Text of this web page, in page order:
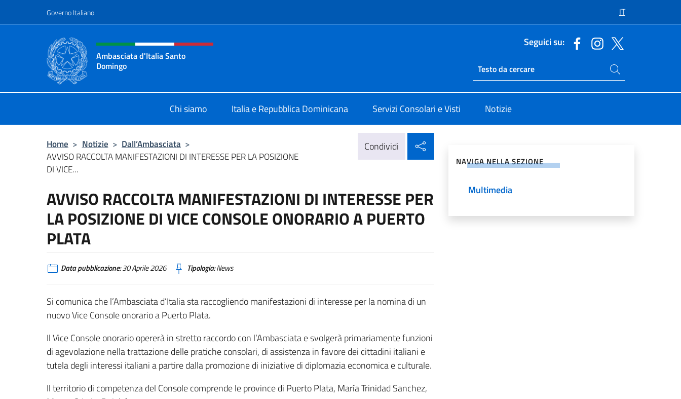
Governo Italiano IT
Intestazione sito, social e menù
Ambasciata d'Italia Santo
Domingo
Seguici su:
Ricerca sito live
Cerca nel sito
Chi siamo Italia e Repubblica Dominicana Servizi Consolari e Visti Notizie
Home > Notizie > Dall’Ambasciata >
AVVISO RACCOLTA MANIFESTAZIONI DI INTERESSE PER LA POSIZIONE
DI VICE...
Condividi
AVVISO RACCOLTA MANIFESTAZIONI DI INTERESSE PER
LA POSIZIONE DI VICE CONSOLE ONORARIO A PUERTO
PLATA
Data pubblicazione:30 Aprile 2026 Tipologia:News
Si comunica che l’Ambasciata d’Italia sta raccogliendo manifestazioni di interesse per la nomina di un
nuovo Vice Console onorario a Puerto Plata.
Il Vice Console onorario opererà in stretto raccordo con l’Ambasciata e svolgerà primariamente funzioni
di agevolazione nella trattazione delle pratiche consolari, di assistenza in favore dei cittadini italiani e
tutela degli interessi italiani a partire dalla promozione di iniziative di diplomazia economica e culturale.
Il territorio di competenza del Console comprende le province di Puerto Plata, María Trinidad Sanchez,
NAVIGA NELLA SEZIONE
Multimedia